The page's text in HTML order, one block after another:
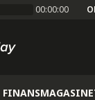
00:00:00